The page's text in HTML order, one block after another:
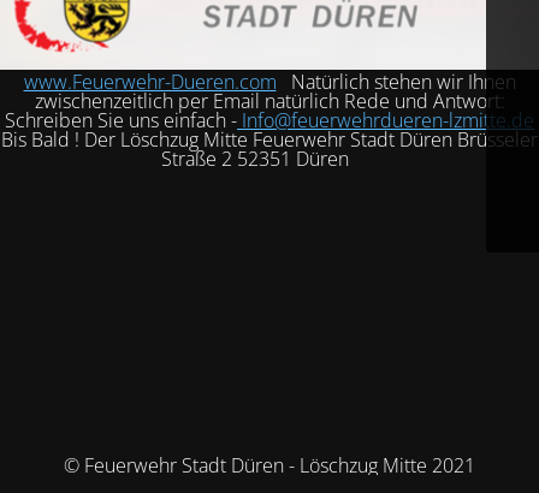
www.Feuerwehr-Dueren.com Natürlich stehen wir Ihnen
zwischenzeitlich per Email natürlich Rede und Antwort:
Schreiben Sie uns einfach - Info@feuerwehrdueren-lzmitte.de
Bis Bald ! Der Löschzug Mitte Feuerwehr Stadt Düren Brüsseler
Straße 2 52351 Düren
© Feuerwehr Stadt Düren - Löschzug Mitte 2021